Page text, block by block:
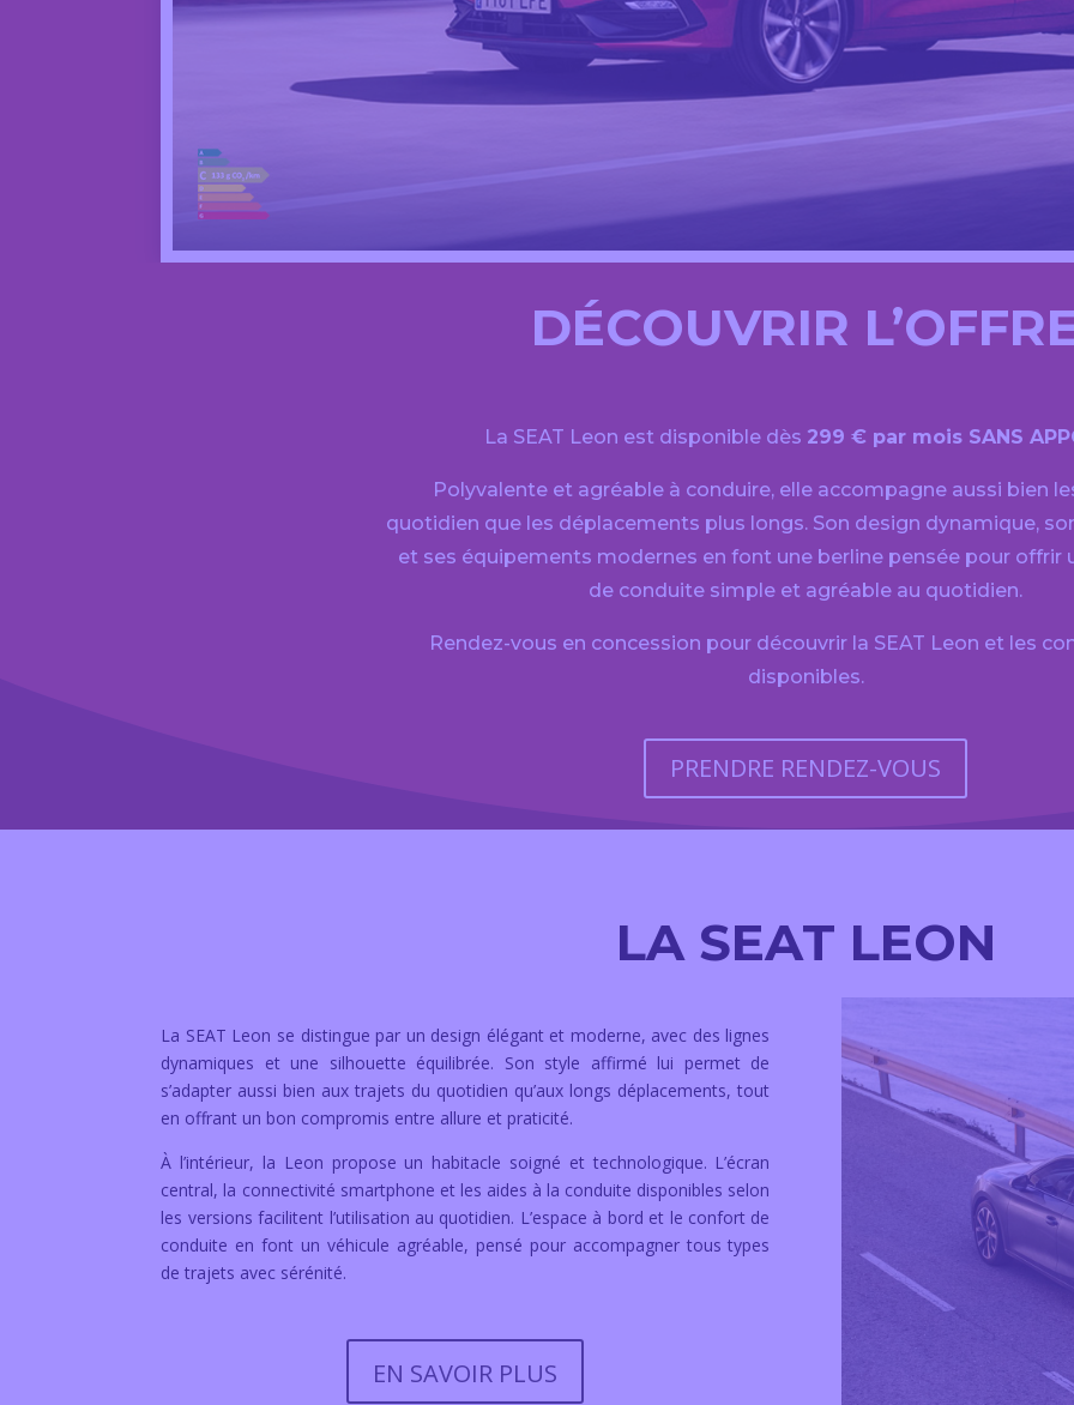
DÉCOUVRIR
La SEAT Leon est disponible dès 299 € par mois SANS
Polyvalente et agréable à conduire, elle accompagne aussi bien
quotidien que les déplacements plus longs. Son design dynamique,
et ses équipements modernes en font une berline pensée pour offrir
de conduite simple et agréable au quotidien.
Rendez-vous en concession pour découvrir la SEAT Leon et les
disponibles.
PRENDRE RENDEZ-VOUS
LA SEAT LEON
La SEAT Leon se distingue par un design élégant et moderne, avec des lignes
dynamiques et une silhouette équilibrée. Son style affirmé lui permet de
s’adapter aussi bien aux trajets du quotidien qu’aux longs déplacements, tout
en offrant un bon compromis entre allure et praticité.
À l’intérieur, la Leon propose un habitacle soigné et technologique. L’écran
central, la connectivité smartphone et les aides à la conduite disponibles selon
les versions facilitent l’utilisation au quotidien. L’espace à bord et le confort de
conduite en font un véhicule agréable, pensé pour accompagner tous types
de trajets avec sérénité.
EN SAVOIR PLUS